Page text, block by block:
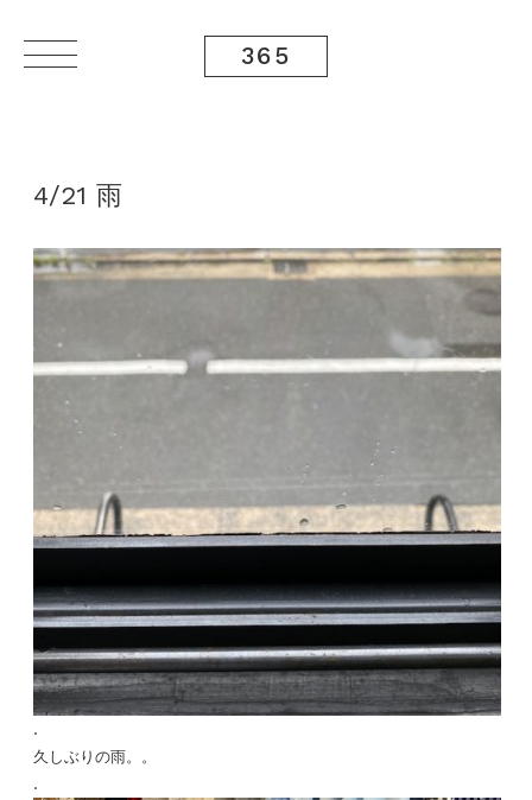
365
4/21 雨
.
久しぶりの雨。。
.